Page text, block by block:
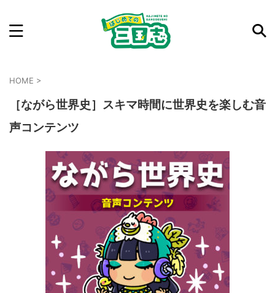
気になった三国志の合戦や人物、時代などを入力して
です）
例：曹操 赤壁の戦い
HOME >
［ながら世界史］スキマ時間に世界史を楽しむ音
声コンテンツ